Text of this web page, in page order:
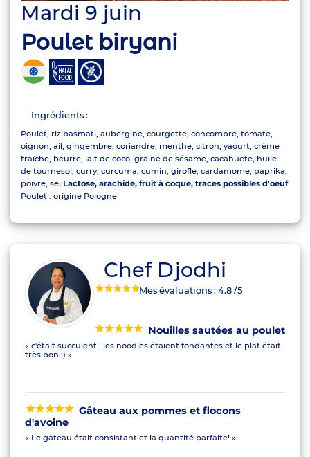
Mardi 9 juin
Poulet biryani
Ingrédients :
Poulet, riz basmati, aubergine, courgette, concombre, tomate,
oignon, ail, gingembre, coriandre, menthe, citron, yaourt, crème
fraîche, beurre, lait de coco, graine de sésame, cacahuète, huile
de tournesol, curry, curcuma, cumin, girofle, cardamome, paprika,
poivre, sel Lactose, arachide, fruit à coque, traces possibles d'oeuf
Poulet : origine Pologne
Chef Djodhi
Mes évaluations :4.8/5
Nouilles sautées au poulet
« c'était succulent ! les noodles étaient fondantes et le plat était
très bon :) »
Gâteau aux pommes et flocons
d'avoine
« Le gateau était consistant et la quantité parfaite! »